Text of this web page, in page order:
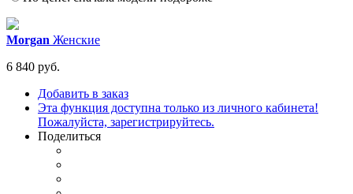
Morgan Женские
6 840 руб.
Добавить в заказ
Эта функция доступна только из личного кабинета!
Пожалуйста, зарегистрируйтесь.
Поделиться